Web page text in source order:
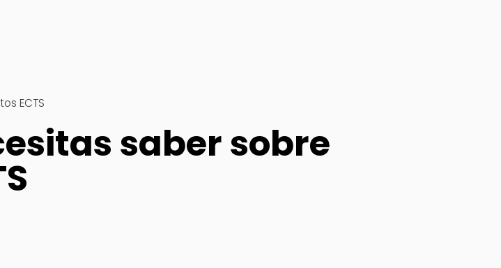
ECTS
saber sobre